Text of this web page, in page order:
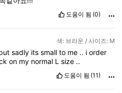
도움이 됨 (0)
색: 브라운 / 사이즈: M
sadly its small to me .. i order
on my normal Lsize ..
도움이 됨 (11)